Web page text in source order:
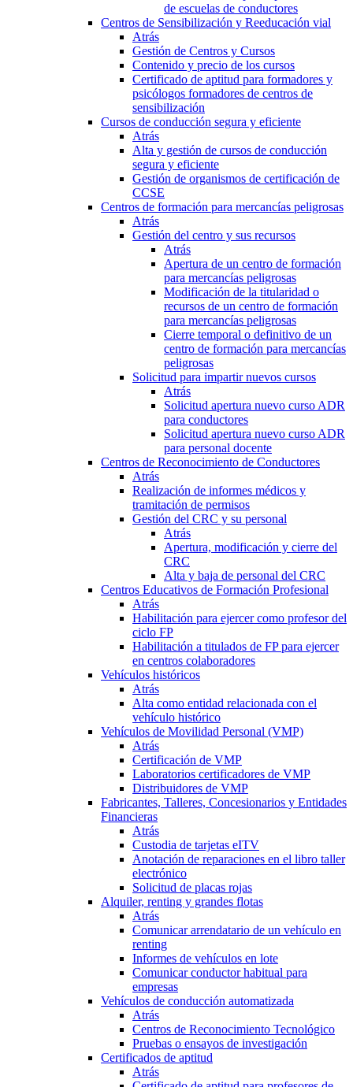
de escuelas de conductores
Centros de Sensibilización y Reeducación vial
Atrás
Gestión de Centros y Cursos
Contenido y precio de los cursos
Certificado de aptitud para formadores y
psicólogos formadores de centros de
sensibilización
Cursos de conducción segura y eficiente
Atrás
Alta y gestión de cursos de conducción
segura y eficiente
Gestión de organismos de certificación de
CCSE
Centros de formación para mercancías peligrosas
Atrás
Gestión del centro y sus recursos
Atrás
Apertura de un centro de formación
para mercancías peligrosas
Modificación de la titularidad o
recursos de un centro de formación
para mercancías peligrosas
Cierre temporal o definitivo de un
centro de formación para mercancías
peligrosas
Solicitud para impartir nuevos cursos
Atrás
Solicitud apertura nuevo curso ADR
para conductores
Solicitud apertura nuevo curso ADR
para personal docente
Centros de Reconocimiento de Conductores
Atrás
Realización de informes médicos y
tramitación de permisos
Gestión del CRC y su personal
Atrás
Apertura, modificación y cierre del
CRC
Alta y baja de personal del CRC
Centros Educativos de Formación Profesional
Atrás
Habilitación para ejercer como profesor del
ciclo FP
Habilitación a titulados de FP para ejercer
en centros colaboradores
Vehículos históricos
Atrás
Alta como entidad relacionada con el
vehículo histórico
Vehículos de Movilidad Personal (VMP)
Atrás
Certificación de VMP
Laboratorios certificadores de VMP
Distribuidores de VMP
Fabricantes, Talleres, Concesionarios y Entidades
Financieras
Atrás
Custodia de tarjetas eITV
Anotación de reparaciones en el libro taller
electrónico
Solicitud de placas rojas
Alquiler, renting y grandes flotas
Atrás
Comunicar arrendatario de un vehículo en
renting
Informes de vehículos en lote
Comunicar conductor habitual para
empresas
Vehículos de conducción automatizada
Atrás
Centros de Reconocimiento Tecnológico
Pruebas o ensayos de investigación
Certificados de aptitud
Atrás